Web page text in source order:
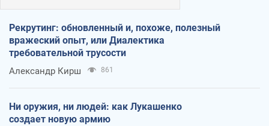
Рекрутинг: обновленный и, похоже, полезный
вражеский опыт, или Диалектика
требовательной трусости
Александр Кирш 861
Ни оружия, ни людей: как Лукашенко
создает новую армию